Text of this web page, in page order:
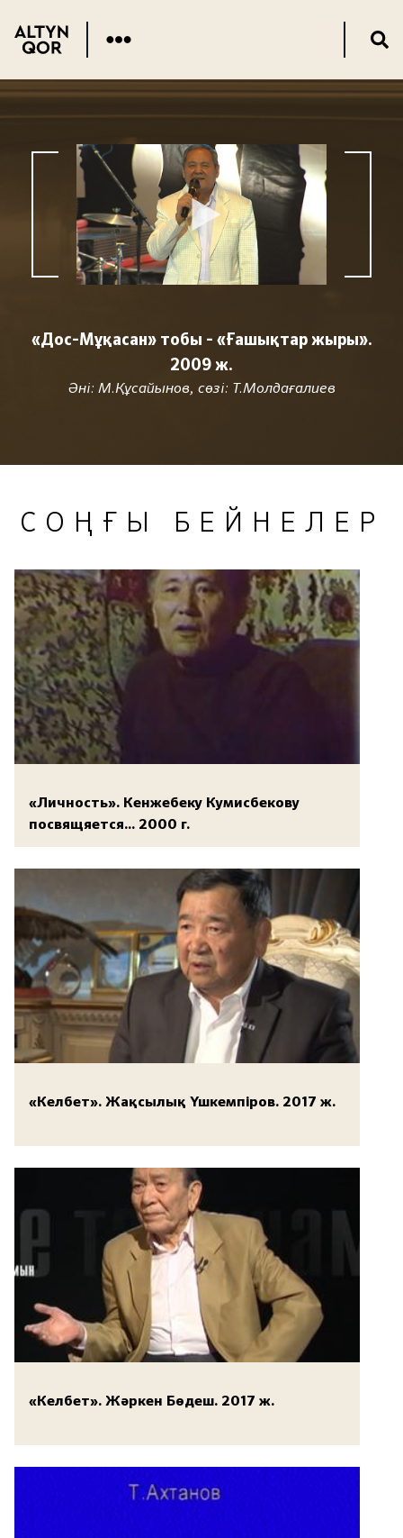
«Дос-Мұқасан» тобы - «Ғашықтар жыры».
2009 ж.
Әні: М.Құсайынов, сөзі: Т.Молдағалиев
СОҢҒЫ БЕЙНЕЛЕР
«Личность». Кенжебеку Кумисбекову
посвящяется... 2000 г.
«Келбет». Жақсылық Үшкемпіров. 2017 ж.
«Келбет». Жәркен Бөдеш. 2017 ж.